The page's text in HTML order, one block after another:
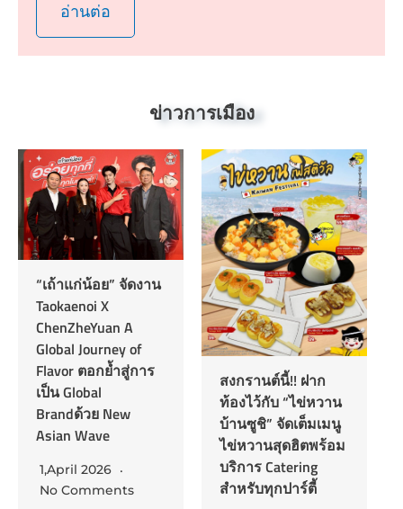
อ่านต่อ
ข่าวการเมือง
“เถ้าแก่น้อย” จัดงาน
Taokaenoi X
ChenZheYuan A
Global Journey of
Flavor ตอกย้ำสู่การ
เป็น Global
Brandด้วย New
Asian Wave
1,April 2026
No Comments
สงกรานต์นี้!! ฝาก
ท้องไว้กับ “ไข่หวาน
บ้านซูชิ” จัดเต็มเมนู
ไข่หวานสุดฮิตพร้อม
บริการ Catering
สำหรับทุกปาร์ตี้